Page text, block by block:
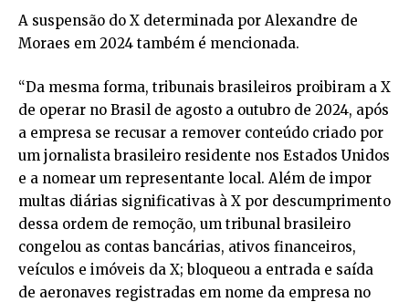
A suspensão do X determinada por Alexandre de
Moraes em 2024 também é mencionada.
“Da mesma forma, tribunais brasileiros proibiram a X
de operar no Brasil de agosto a outubro de 2024, após
a empresa se recusar a remover conteúdo criado por
um jornalista brasileiro residente nos Estados Unidos
e a nomear um representante local. Além de impor
multas diárias significativas à X por descumprimento
dessa ordem de remoção, um tribunal brasileiro
congelou as contas bancárias, ativos financeiros,
veículos e imóveis da X; bloqueou a entrada e saída
de aeronaves registradas em nome da empresa no